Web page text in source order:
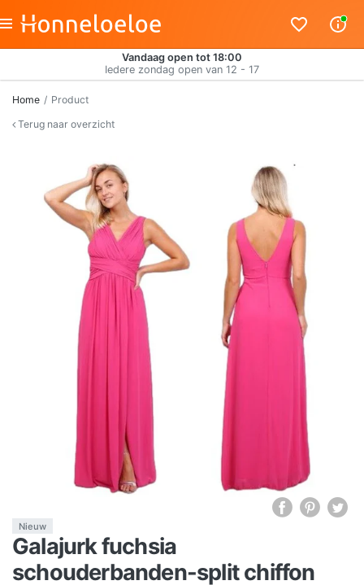
Vandaag open tot 18:00
Iedere zondag open van 12 - 17
Home
Product
Terug naar overzicht
Nieuw
Galajurk fuchsia
schouderbanden-split chiffon